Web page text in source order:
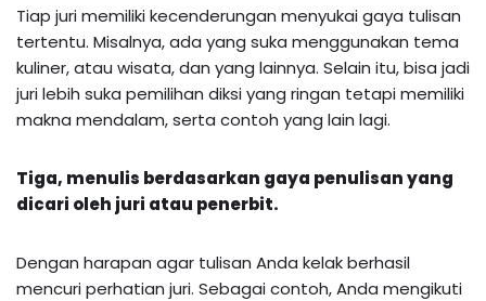
Tiap juri memiliki kecenderungan menyukai gaya tulisan
tertentu. Misalnya, ada yang suka menggunakan tema
kuliner, atau wisata, dan yang lainnya. Selain itu, bisa jadi
juri lebih suka pemilihan diksi yang ringan tetapi memiliki
makna mendalam, serta contoh yang lain lagi.
Tiga, menulis berdasarkan gaya penulisan yang
dicari oleh juri atau penerbit.
Dengan harapan agar tulisan Anda kelak berhasil
mencuri perhatian juri. Sebagai contoh, Anda mengikuti